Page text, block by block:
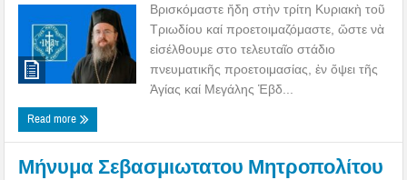
Βρισκόμαστε ἤδη στὴν τρίτη Κυριακὴ τοῦ
Τριωδίου καί προετοιμαζόμαστε, ὥστε νὰ
εἰσέλθουμε στο τελευταῖο στάδιο
πνευματικῆς προετοιμασίας, ἐν ὄψει τῆς
Ἁγίας καί Μεγάλης Ἑβδ...
Read more
Μήνυμα Σεβασμιωτατου Μητροπολίτου